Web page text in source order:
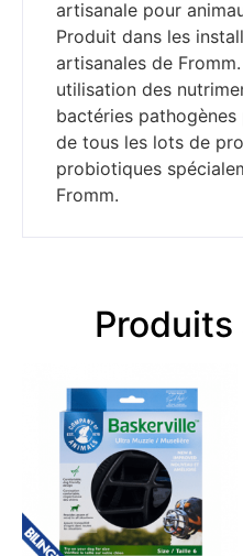
artisanale pour
Produit dans les
artisanales de
utilisation des
bactéries
de tous les lots de
probiotiques
Fromm.